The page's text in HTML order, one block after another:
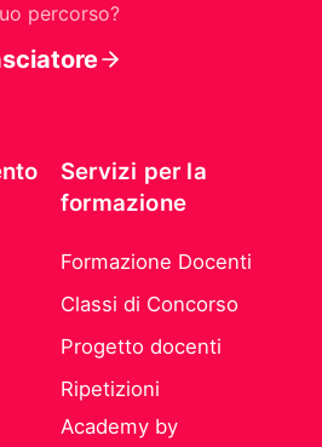
percorso?
Servizi per la
formazione
Formazione Docenti
Classi di Concorso
Progetto docenti
Ripetizioni
Academy by